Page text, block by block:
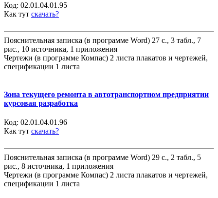
Код: 02.01.04.01.95
Как тут скачать?
Пояснительная записка (в программе Word) 27 с., 3 табл., 7
рис., 10 источника, 1 приложения
Чертежи (в программе Компас) 2 листа плакатов и чертежей,
спецификации 1 листа
Зона текущего ремонта в автотранспортном предприятии
курсовая разработка
Код: 02.01.04.01.96
Как тут скачать?
Пояснительная записка (в программе Word) 29 с., 2 табл., 5
рис., 8 источника, 1 приложения
Чертежи (в программе Компас) 2 листа плакатов и чертежей,
спецификации 1 листа